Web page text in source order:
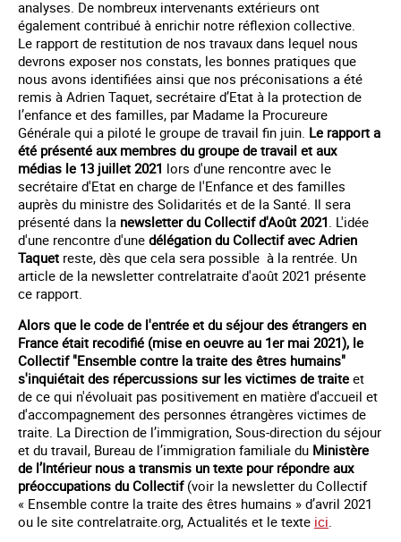
analyses. De nombreux intervenants extérieurs ont
également contribué à enrichir notre réflexion collective.
Le rapport de restitution de nos travaux dans lequel nous
devrons exposer nos constats, les bonnes pratiques que
nous avons identifiées ainsi que nos préconisations a été
remis à Adrien Taquet, secrétaire d’Etat à la protection de
l’enfance et des familles, par Madame la Procureure
Générale qui a piloté le groupe de travail fin juin. Le rapport a
été présenté aux membres du groupe de travail et aux
médias le 13 juillet 2021 lors d'une rencontre avec le
secrétaire d'Etat en charge de l'Enfance et des familles
auprès du ministre des Solidarités et de la Santé. Il sera
présenté dans la newsletter du Collectif d'Août 2021 . L'idée
d'une rencontre d'une délégation du Collectif avec Adrien
Taquet reste, dès que cela sera possible à la rentrée. Un
article de la newsletter contrelatraite d'août 2021 présente
ce rapport.
Alors que le code de l'entrée et du séjour des étrangers en
France était recodifié (mise en oeuvre au 1er mai 2021), le
Collectif "Ensemble contre la traite des êtres humains"
s'inquiétait des répercussions sur les victimes de traite et
de ce qui n'évoluait pas positivement en matière d'accueil et
d'accompagnement des personnes étrangères victimes de
traite. La Direction de l’immigration, Sous-direction du séjour
et du travail, Bureau de l’immigration familiale du Ministère
de l’Intérieur nous a transmis un texte pour répondre aux
préoccupations du Collectif(voir la newsletter du Collectif
« Ensemble contre la traite des êtres humains » d’avril 2021
ou le site contrelatraite.org, Actualités et le texte ici